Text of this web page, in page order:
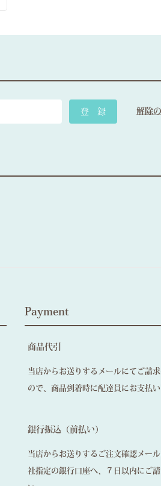
解除
Payment
商品代引
当店からお送りするメールにてご請
ので、商品到着時に配達員にお支払い
銀行振込（前払い）
当店からお送りするご注文確認メー
社指定の銀行口座へ、７日以内にご